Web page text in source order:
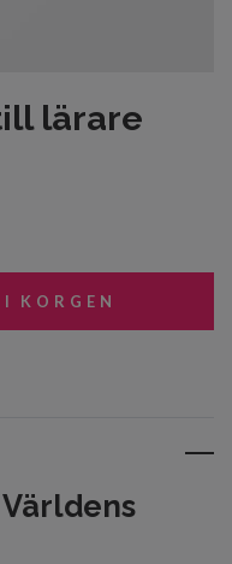
lärare
KORGEN